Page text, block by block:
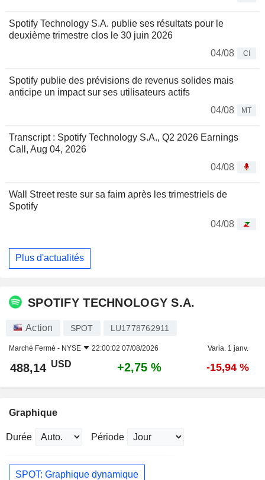
Spotify Technology S.A. publie ses résultats pour le
deuxième trimestre clos le 30 juin 2026
04/08
CI
Spotify publie des prévisions de revenus solides mais
anticipe un impact sur ses utilisateurs actifs
04/08
MT
Transcript : Spotify Technology S.A., Q2 2026 Earnings
Call, Aug 04, 2026
04/08
Wall Street reste sur sa faim après les trimestriels de
Spotify
04/08
Plus d'actualités
SPOTIFY TECHNOLOGY S.A.
Action SPOT LU1778762911
Marché Fermé - NYSE 22:00:02 07/08/2026 Varia. 1 janv.
488,14 USD +2,75 % -15,94 %
Graphique
Durée Période
SPOT: Graphique dynamique